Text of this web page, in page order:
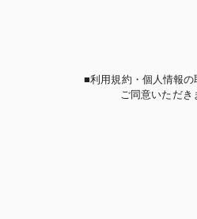
■利用規約・個人情報
ご同意いただき